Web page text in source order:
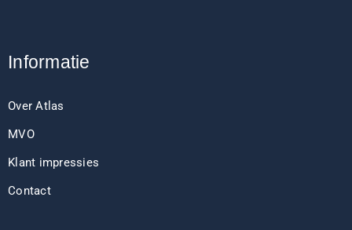
Informatie
Over Atlas
MVO
Klant impressies
Contact